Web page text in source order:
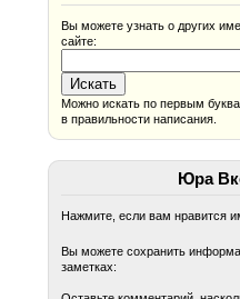
Вы можете узнать о других
сайте:
Можно искать по первым
в правильности написания.
Юра
Нажмите, если вам нравится
Вы можете сохранить
заметках: